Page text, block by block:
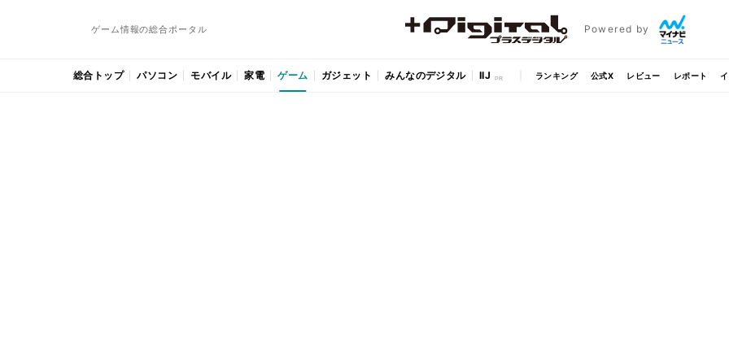
ゲーム情報の総合ポータル Powered by
総合トップ パソコン モバイル 家電 ゲーム ガジェット みんなのデジタル IIJ ランキング 公式X レビュー レポート